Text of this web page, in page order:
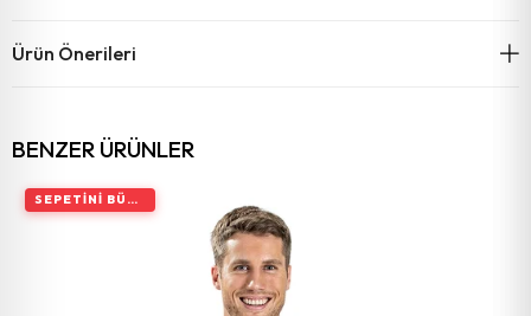
Ürün Önerileri
BENZER ÜRÜNLER
SEPETINI BÜYÜT, İNDIRIMI ARTIR